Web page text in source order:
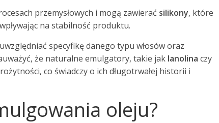
przemysłowych i mogą zawierać silikony, które
na stabilność produktu.
specyfikę danego typu włosów oraz
że naturalne emulgatory, takie jak lanolina czy
co świadczy o ich długotrwałej historii i
oleju?